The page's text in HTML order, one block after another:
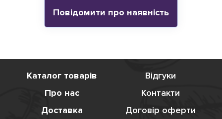
Повідомити про наявність
Каталог товарів
Відгуки
Про нас
Контакти
Доставка
Договір оферти